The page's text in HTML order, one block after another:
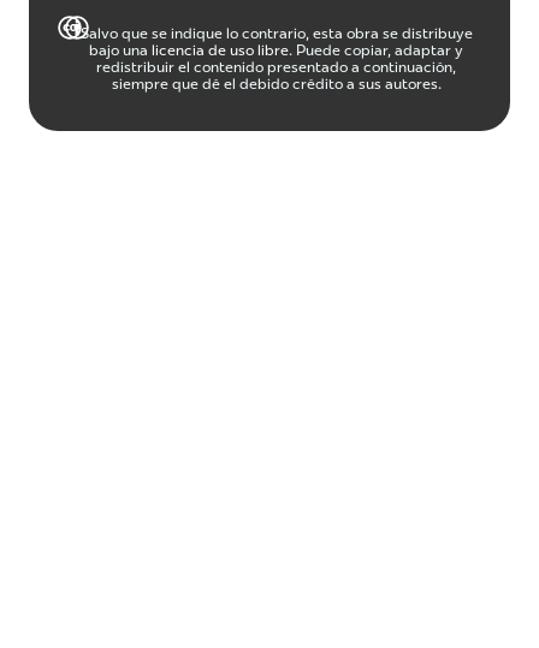
Salvo que se indique lo contrario, esta obra se distribuye
bajo unalicencia de uso libre. Puede copiar, adaptar y
redistribuir el contenido presentado a continuación,
siempre que dé el debido crédito a sus autores.